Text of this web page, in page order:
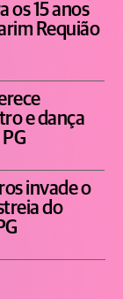
os 15 anos
Requião
e dança
invade o
do